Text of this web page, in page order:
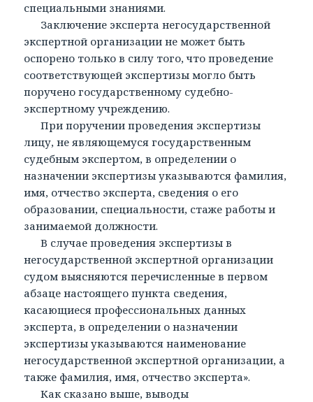
специальными знаниями.
Заключение эксперта негосударственной
экспертной организации не может быть
оспорено только в силу того, что проведение
соответствующей экспертизы могло быть
поручено государственному судебно-
экспертному учреждению.
При поручении проведения экспертизы
лицу, не являющемуся государственным
судебным экспертом, в определении о
назначении экспертизы указываются фамилия,
имя, отчество эксперта, сведения о его
образовании, специальности, стаже работы и
занимаемой должности.
В случае проведения экспертизы в
негосударственной экспертной организации
судом выясняются перечисленные в первом
абзаце настоящего пункта сведения,
касающиеся профессиональных данных
эксперта, в определении о назначении
экспертизы указываются наименование
негосударственной экспертной организации, а
также фамилия, имя, отчество эксперта».
Как сказано выше, выводы